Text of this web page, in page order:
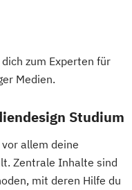
zum Experten für
Medien.
Studium
allem deine
Zentrale Inhalte sind
mit deren Hilfe du